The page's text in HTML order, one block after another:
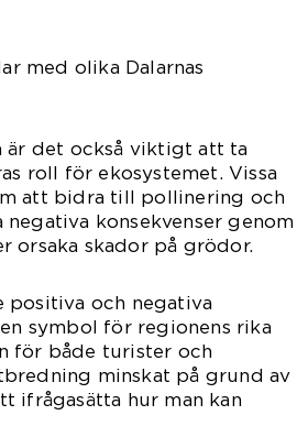
med olika Dalarnas
är det också viktigt att ta
roll för ekosystemet. Vissa
att bidra till pollinering och
konsekvenser genom
orsaka skador på grödor.
positiva och negativa
symbol för regionens rika
för både turister och
minskat på grund av
ifrågasätta hur man kan